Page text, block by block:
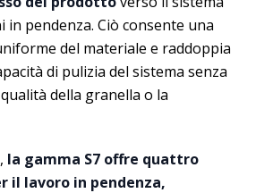
pendenza. Ciò consente una
del materiale e raddoppia
di pulizia del sistema senza
della granella o la
la gamma S7 offre quattro
il lavoro in pendenza,